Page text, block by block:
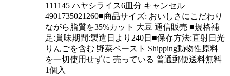
111145 ハヤシライス6皿分 キャンセル
4901735021260■商品サイズ: おいしさにこだわり
ながら脂質を35%カット 大豆 通信販売 ■規格補
足:賞味期間:製造日より240日■保存方法:直射日光
りんごを含む 野菜ペースト Shipping動物性原料
を一切使用せずに 売っている 普通郵便送料無料
1個入